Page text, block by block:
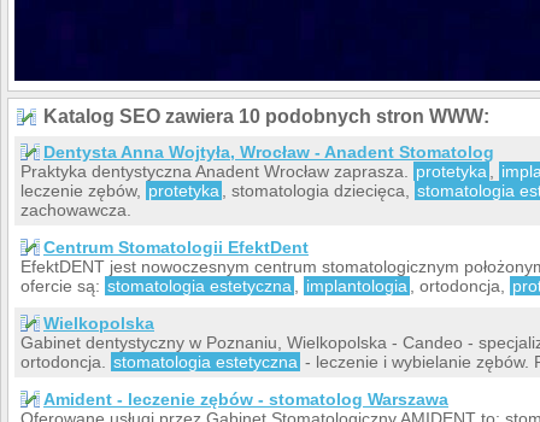
Katalog SEO zawiera 10 podobnych stron WWW:
Dentysta Anna Wojtyła, Wrocław - Anadent Stomatolog
Praktyka dentystyczna Anadent Wrocław zaprasza.
protetyka
leczenie zębów,
protetyka , stomatologia dziecięca,
stomatologia
zachowawcza.
Centrum Stomatologii EfektDent
EfektDENT jest nowoczesnym centrum stomatologicznym
ofercie są: stomatologia estetyczna implantologia , ortodoncja,
Wielkopolska
Gabinet dentystyczny w Poznaniu, Wielkopolska - Candeo -
ortodoncja.
stomatologia estetyczna - leczenie i wybielanie zębów.
Amident - leczenie zębów - stomatolog Warszawa